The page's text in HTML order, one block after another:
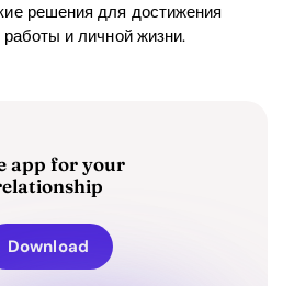
решения для достижения
и личной жизни.
app for your
Download